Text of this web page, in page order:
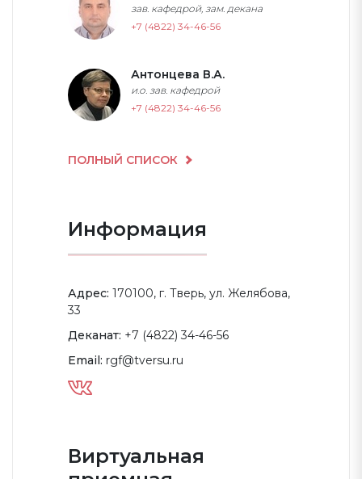
зав. кафедрой, зам. декана
+7 (4822) 34-46-56
Антонцева В.А.
и.о. зав. кафедрой
+7 (4822) 34-46-56
ПОЛНЫЙ СПИСОК
Информация
Адрес: 170100, г. Тверь, ул. Желябова,
33
Деканат: +7 (4822) 34-46-56
Email: rgf@tversu.ru
Виртуальная